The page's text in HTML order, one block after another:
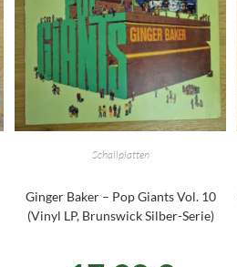
Schallplatten
Ginger Baker – Pop Giants Vol. 10
(Vinyl LP, Brunswick Silber-Serie)